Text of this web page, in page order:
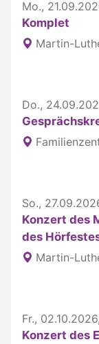
Mo.,
Komplet
Martin-
Do.,
So.,
Konzert des
des
Martin-
Fr.,
Konzert des